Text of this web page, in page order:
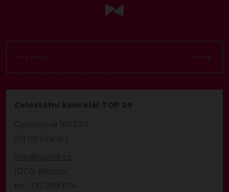
Celostátní kancelář TOP 09
Opletalova 1603/57
110 00 Praha 1
info@top09.cz
IDDS: 86ttzqc
tel.: 732 399 674